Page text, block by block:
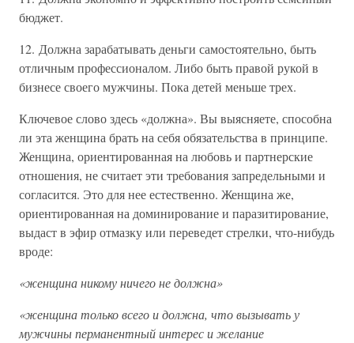
бюджет.
12. Должна зарабатывать деньги самостоятельно, быть
отличным профессионалом. Либо быть правой рукой в
бизнесе своего мужчины. Пока детей меньше трех.
Ключевое слово здесь «должна». Вы выясняете, способна
ли эта женщина брать на себя обязательства в принципе.
Женщина, ориентированная на любовь и партнерские
отношения, не считает эти требования запредельными и
согласится. Это для нее естественно. Женщина же,
ориентированная на доминирование и паразитирование,
выдаст в эфир отмазку или переведет стрелки, что-нибудь
вроде:
«женщина никому ничего не должна»
«женщина только всего и должна, что вызывать у
мужчины перманентный интерес и желание